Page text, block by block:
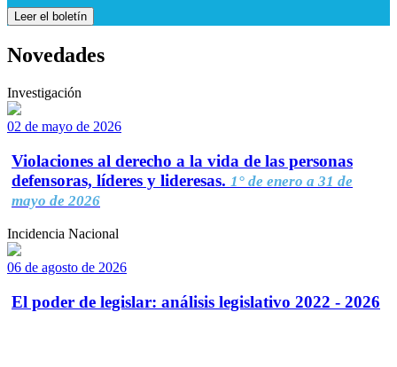
Leer el boletín
Novedades
Investigación
02 de mayo de 2026
Violaciones al derecho a la vida de las personas
defensoras, líderes y lideresas. 1° de enero a 31 de
mayo de 2026
Incidencia Nacional
06 de agosto de 2026
El poder de legislar: análisis legislativo 2022 - 2026